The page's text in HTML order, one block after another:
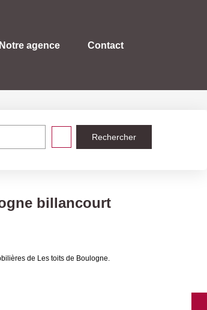
Notre agence Contact
billancourt
de Les toits de Boulogne.